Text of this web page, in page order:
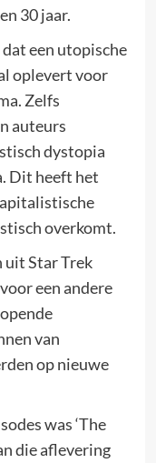
30 jaar.
een utopische
oplevert voor
Zelfs
auteurs
dystopia
Dit heeft het
overkomt.
uit Star Trek
een andere
van
op nieuwe
was ‘The
die aflevering